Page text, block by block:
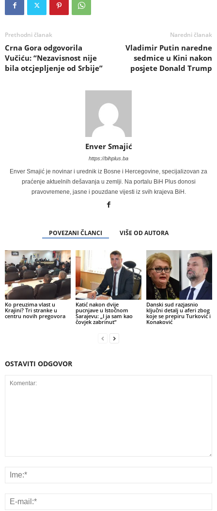
Prethodni članak
Crna Gora odgovorila
Vučiću: “Nezavisnost nije
bila otcjepljenje od Srbije”
Naredni članak
Vladimir Putin naredne
sedmice u Kini nakon
posjete Donald Trump
Enver Smajić
https://bihplus.ba
Enver Smajić je novinar i urednik iz Bosne i Hercegovine, specijalizovan za
praćenje aktuelnih dešavanja u zemlji. Na portalu BiH Plus donosi
pravovremene, jasne i pouzdane vijesti iz svih krajeva BiH.
POVEZANI ČLANCI VIŠE OD AUTORA
Ko preuzima vlast u
Krajini? Tri stranke u
centru novih pregovora
Katić nakon dvije
pucnjave u Istočnom
Sarajevu: „I ja sam kao
čovjek zabrinut“
Danski sud razjasnio
ključni detalj u aferi zbog
koje se prepiru Turković i
Konaković
OSTAVITI ODGOVOR